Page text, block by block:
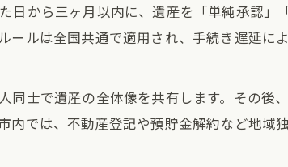
日から三ヶ月以内に、遺産を「単純承認」
ールは全国共通で適用され、手続き遅延に
同士で遺産の全体像を共有します。その後
では、不動産登記や預貯金解約など地域